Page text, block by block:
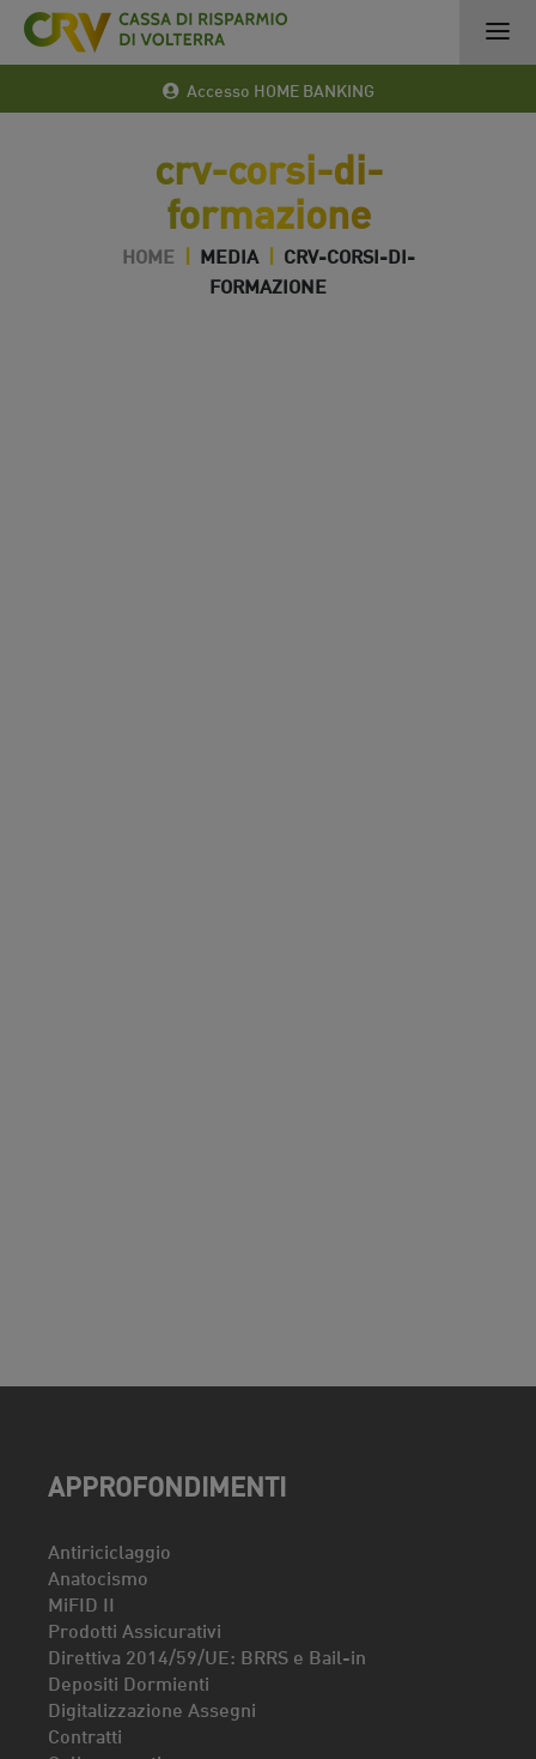
Accesso HOME BANKING
crv-corsi-di-
formazione
HOME | MEDIA | CRV-CORSI-DI-
FORMAZIONE
APPROFONDIMENTI
Antiriciclaggio
Anatocismo
MiFID II
Prodotti Assicurativi
Direttiva 2014/59/UE: BRRS e Bail-in
Depositi Dormienti
Digitalizzazione Assegni
Contratti